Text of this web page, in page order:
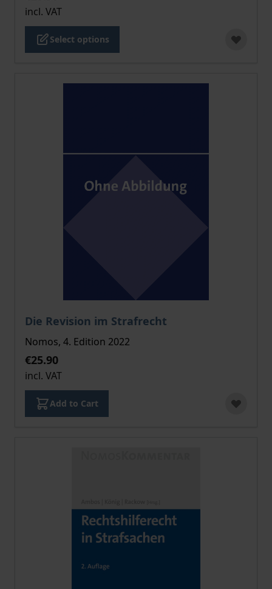
incl. VAT
Select options
Die Revision im Strafrecht
The price depends on the options chosen on the
Nomos, 4. Edition 2022
€25.90
incl. VAT
Add to Cart